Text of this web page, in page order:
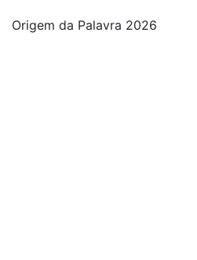
Origem da Palavra 2026